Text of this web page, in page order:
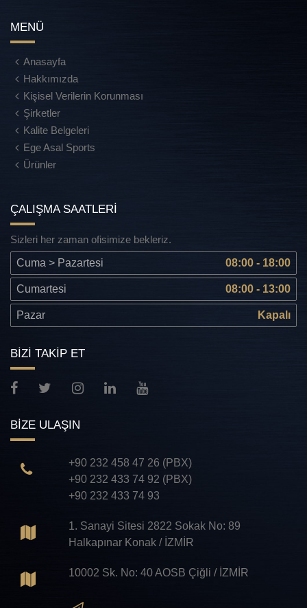
MENÜ
Anasayfa
Hakkımızda
Kişisel Verilerin Korunması
Şirketler
Kalite Belgeleri
Ege Asal Sports
Ürünler
ÇALIŞMA SAATLERİ
Sizleri her zaman ofisimize bekleriz.
Cuma > Pazartesi
08:00 - 18:00
Cumartesi 08:00 - 13:00
Pazar Kapalı
BİZİ TAKİP ET
BİZE ULAŞIN
+90 232 458 47 26 (PBX)
+90 232 433 74 92 (PBX)
+90 232 433 74 93
1. Sanayi Sitesi 2822 Sokak No: 89
Halkapınar Konak / İZMİR
10002 Sk. No: 40 AOSB Çiğli / İZMİR